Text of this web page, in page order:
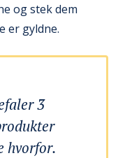
og stek dem
er gyldne.
3
hvorfor.